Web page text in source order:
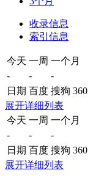
收录信息
索引信息
今天 一周 一个月
-
-
-
日期 百度 搜狗 360
展开详细列表
今天 一周 一个月
-
-
-
日期 百度 搜狗 360
展开详细列表